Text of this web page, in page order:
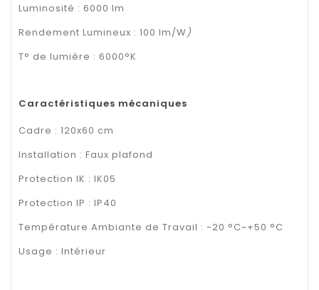
Luminosité : 6000 lm
Rendement Lumineux : 100 lm/W)
T° de lumière : 6000°K
Caractéristiques mécaniques
Cadre : 120x60 cm
Installation : Faux plafond
Protection IK : IK05
Protection IP : IP40
Température Ambiante de Travail : -20 °C~+50 °C
Usage : Intérieur